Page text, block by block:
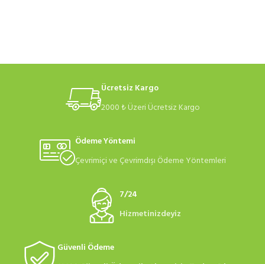
Ücretsiz Kargo
2000 ₺ Üzeri Ücretsiz Kargo
Ödeme Yöntemi
Çevrimiçi ve Çevrimdışı Ödeme Yöntemleri
7/24
Hizmetinizdeyiz
Güvenli Ödeme